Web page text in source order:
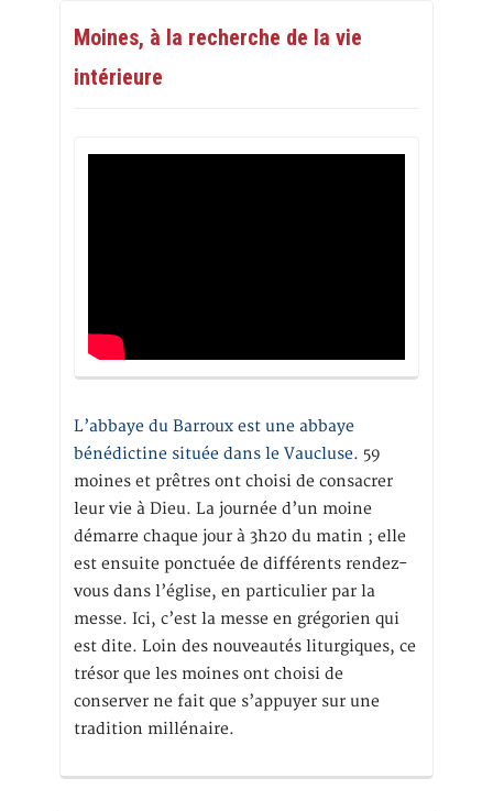
Moines, à la recherche de la vie
intérieure
L’abbaye du Barroux est une abbaye
bénédictine située dans le Vaucluse. 59
moines et prêtres ont choisi de consacrer
leur vie à Dieu. La journée d’un moine
démarre chaque jour à 3h20 du matin ; elle
est ensuite ponctuée de différents rendez-
vous dans l’église, en particulier par la
messe. Ici, c’est la messe en grégorien qui
est dite. Loin des nouveautés liturgiques, ce
trésor que les moines ont choisi de
conserver ne fait que s’appuyer sur une
tradition millénaire.